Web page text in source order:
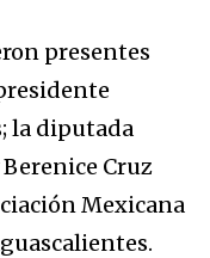
presentes
la diputada
Cruz
Mexicana